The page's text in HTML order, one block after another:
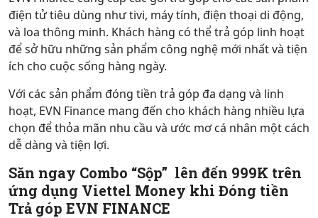
điện tử tiêu dùng như tivi, máy tính, điện thoại di động,
và loa thông minh. Khách hàng có thể trả góp linh hoạt
để sở hữu những sản phẩm công nghệ mới nhất và tiện
ích cho cuộc sống hàng ngày.
Với các sản phẩm đóng tiền trả góp đa dạng và linh
hoạt, EVN Finance mang đến cho khách hàng nhiều lựa
chọn để thỏa mãn nhu cầu và ước mơ cá nhân một cách
dễ dàng và tiện lợi.
Săn ngay Combo “Sộp” lên đến 999K trên
ứng dụng Viettel Money khi Đóng tiền
Trả góp EVN FINANCE